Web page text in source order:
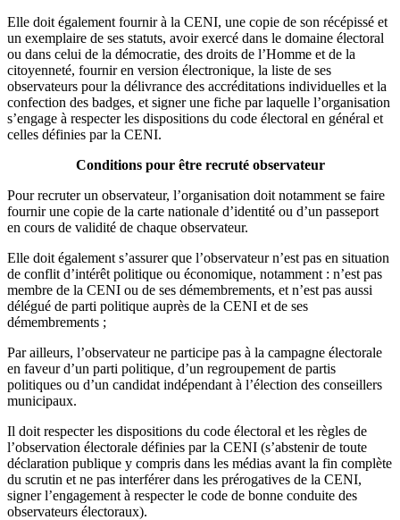
Elle doit également fournir à la CENI, une copie de son récépissé et
un exemplaire de ses statuts, avoir exercé dans le domaine électoral
ou dans celui de la démocratie, des droits de l’Homme et de la
citoyenneté, fournir en version électronique, la liste de ses
observateurs pour la délivrance des accréditations individuelles et la
confection des badges, et signer une fiche par laquelle l’organisation
s’engage à respecter les dispositions du code électoral en général et
celles définies par la CENI.
Conditions pour être recruté observateur
Pour recruter un observateur, l’organisation doit notamment se faire
fournir une copie de la carte nationale d’identité ou d’un passeport
en cours de validité de chaque observateur.
Elle doit également s’assurer que l’observateur n’est pas en situation
de conflit d’intérêt politique ou économique, notamment : n’est pas
membre de la CENI ou de ses démembrements, et n’est pas aussi
délégué de parti politique auprès de la CENI et de ses
démembrements ;
Par ailleurs, l’observateur ne participe pas à la campagne électorale
en faveur d’un parti politique, d’un regroupement de partis
politiques ou d’un candidat indépendant à l’élection des conseillers
municipaux.
Il doit respecter les dispositions du code électoral et les règles de
l’observation électorale définies par la CENI (s’abstenir de toute
déclaration publique y compris dans les médias avant la fin complète
du scrutin et ne pas interférer dans les prérogatives de la CENI,
signer l’engagement à respecter le code de bonne conduite des
observateurs électoraux).